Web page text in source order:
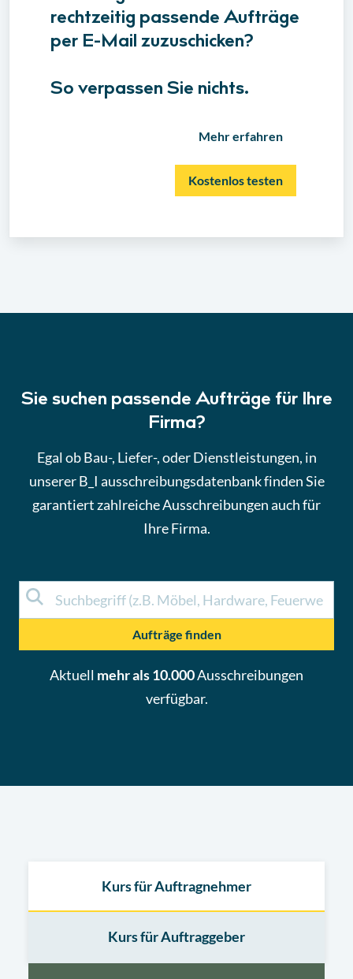
rechtzeitig passende Aufträge
per E-Mail zuzuschicken?
So verpassen Sie nichts.
Mehr erfahren
Kostenlos testen
Sie suchen passende Aufträge für Ihre
Firma?
Egal ob Bau-, Liefer-, oder Dienstleistungen, in
unserer B_I ausschreibungsdatenbank finden Sie
garantiert zahlreiche Ausschreibungen auch für
Ihre Firma.
Aufträge finden
Aktuell mehr als 10.000Ausschreibungen
verfügbar.
Kurs für Auftragnehmer
Kurs für Auftraggeber